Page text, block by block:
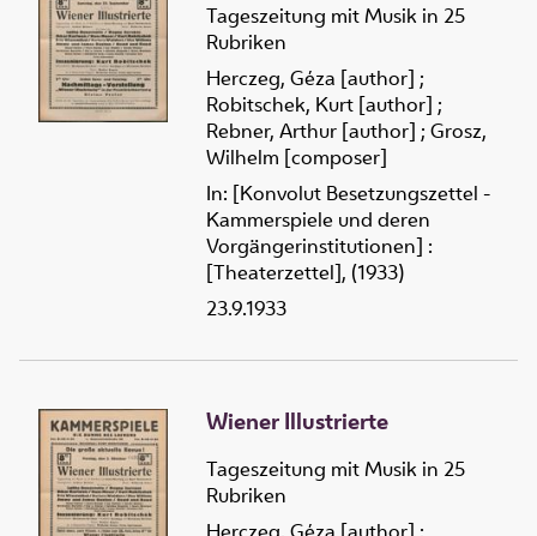
Tageszeitung mit Musik in 25
Rubriken
Herczeg, Géza [author] ;
Robitschek, Kurt [author] ;
Rebner, Arthur [author] ; Grosz,
Wilhelm [composer]
In: [Konvolut Besetzungszettel -
Kammerspiele und deren
Vorgängerinstitutionen] :
[Theaterzettel], (1933)
23.9.1933
Wiener Illustrierte
Tageszeitung mit Musik in 25
Rubriken